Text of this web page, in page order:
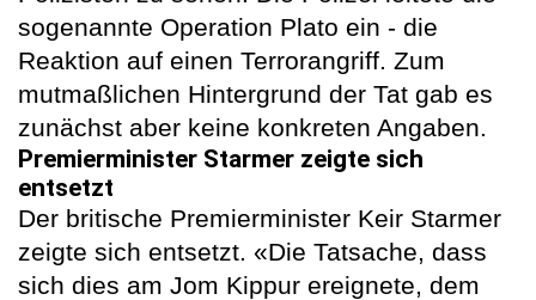
sogenannte Operation Plato ein - die
Reaktion auf einen Terrorangriff. Zum
mutmaßlichen Hintergrund der Tat gab es
zunächst aber keine konkreten Angaben.
Premierminister Starmer zeigte sich
entsetzt
Der britische Premierminister Keir Starmer
zeigte sich entsetzt. «Die Tatsache, dass
sich dies am Jom Kippur ereignete, dem